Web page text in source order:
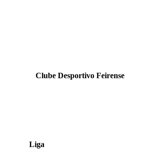
Clube Desportivo Feirense
Liga